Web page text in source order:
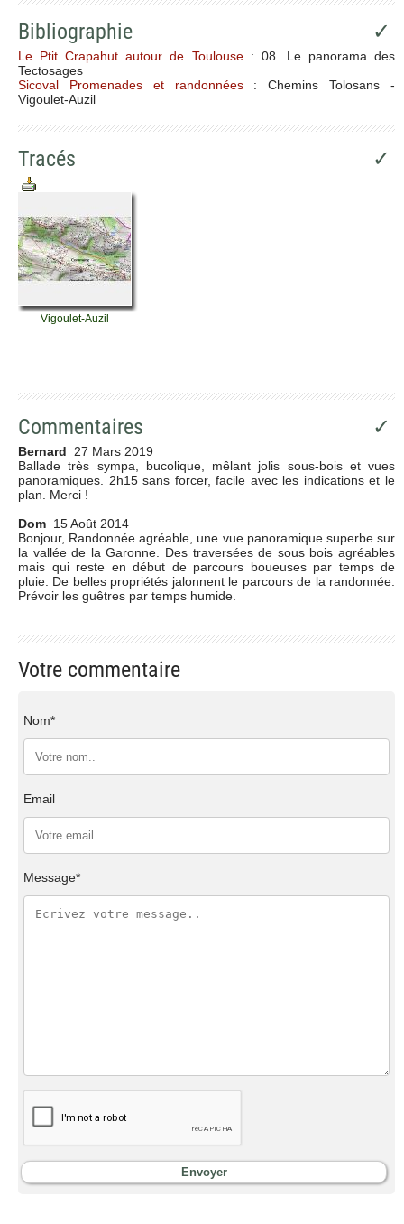
Bibliographie ✓
Le Ptit Crapahut autour de Toulouse: 08. Le panorama des
Tectosages
Sicoval Promenades et randonnées: Chemins Tolosans -
Vigoulet-Auzil
Tracés ✓
Vigoulet-Auzil
Commentaires ✓
Bernard
27 Mars 2019
Ballade très sympa, bucolique, mêlant jolis sous-bois et vues
panoramiques. 2h15 sans forcer, facile avec les indications et le
plan. Merci !
Dom 15 Août 2014
Bonjour, Randonnée agréable, une vue panoramique superbe sur
la vallée de la Garonne. Des traversées de sous bois agréables
mais qui reste en début de parcours boueuses par temps de
pluie. De belles propriétés jalonnent le parcours de la randonnée.
Prévoir les guêtres par temps humide.
Votre commentaire
Nom*
Email
Message*